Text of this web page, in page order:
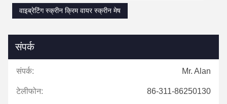
वाइब्रेटिंग स्क्रीन क्रिम वायर स्क्रीन मेष
संपर्क
संपर्क: Mr. Alan
टेलीफोन: 86-311-86250130